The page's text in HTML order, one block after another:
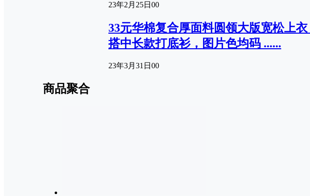
23年2月25日 00
33元华棉复合厚面料圆领大版宽松上
搭中长款打底衫，图片色均码 ......
23年3月31日 00
商品聚合